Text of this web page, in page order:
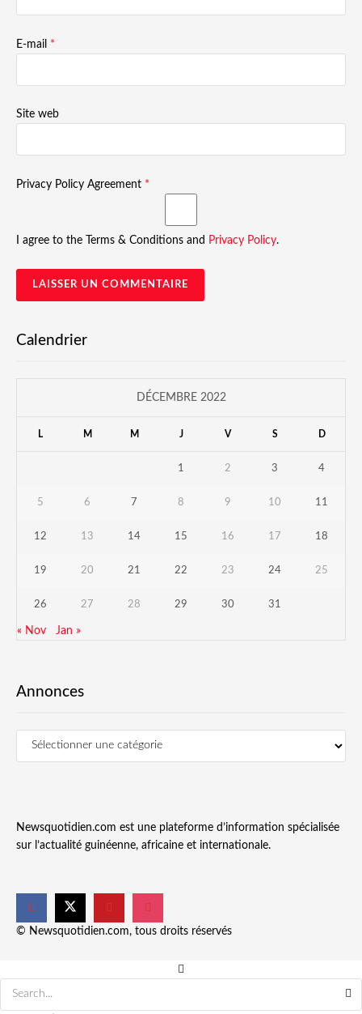
E-mail *
Site web
Privacy Policy Agreement *
I agree to the Terms & Conditions and Privacy Policy.
Calendrier
DÉCEMBRE 2022
L M M J V S D
1 2 3 4
5 6 7 8 9 10 11
12 13 14 15 16 17 18
19 20 21 22 23 24 25
26 27 28 29 30 31
« Nov Jan »
Annonces
Newsquotidien.com est une plateforme d’information spécialisée
sur l’actualité guinéenne, africaine et internationale.
© Newsquotidien.com, tous droits réservés